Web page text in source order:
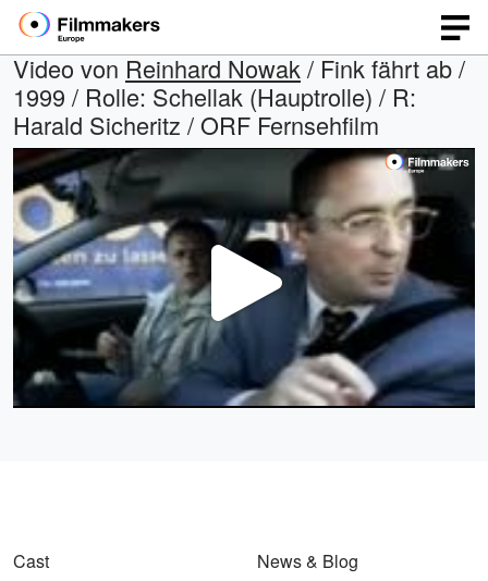
Video von Reinhard Nowak / Fink fährt ab /
1999 / Rolle: Schellak (Hauptrolle) / R:
Harald Sicheritz / ORF Fernsehfilm
Video
Cast
News & Blog